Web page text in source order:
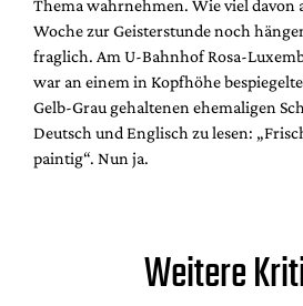
Thema wahrnehmen. Wie viel
Woche zur Geisterstunde noch
fraglich. Am U-Bahnhof Rosa-
war an einem in Kopfhöhe
Gelb-Grau gehaltenen ehemaligen
Deutsch und Englisch zu lesen:
paintig“. Nun ja.
Weitere